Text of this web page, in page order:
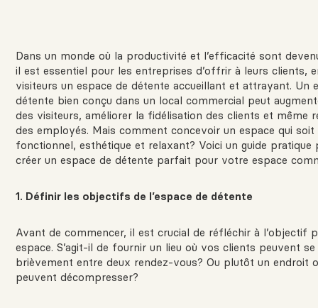
Dans un monde où la productivité et l’efficacité sont
il est essentiel pour les entreprises d’offrir à leurs clients,
visiteurs un espace de détente accueillant et attrayant. Un
détente bien conçu dans un local commercial peut
des visiteurs, améliorer la fidélisation des clients et même
des employés. Mais comment concevoir un espace qui
fonctionnel, esthétique et relaxant? Voici un guide pratique
créer un espace de détente parfait pour votre espace
1. Définir les objectifs de l’espace de détente
Avant de commencer, il est crucial de réfléchir à l’objectif
espace. S’agit-il de fournir un lieu où vos clients peuvent
brièvement entre deux rendez-vous? Ou plutôt un endroit
peuvent décompresser?